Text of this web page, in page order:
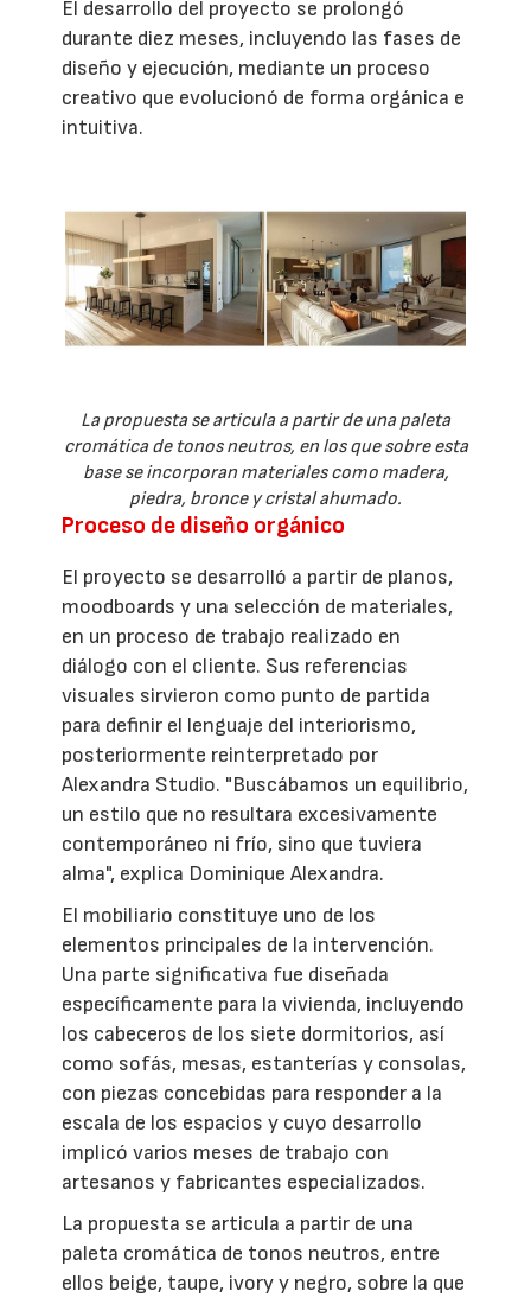
El desarrollo del proyecto se prolongó
durante diez meses, incluyendo las fases de
diseño y ejecución, mediante un proceso
creativo que evolucionó de forma orgánica e
intuitiva.
La propuesta se articula a partir de una paleta
cromática de tonos neutros, en los que sobre esta
base se incorporan materiales como madera,
piedra, bronce y cristal ahumado.
Proceso de diseño orgánico
El proyecto se desarrolló a partir de planos,
moodboards y una selección de materiales,
en un proceso de trabajo realizado en
diálogo con el cliente. Sus referencias
visuales sirvieron como punto de partida
para definir el lenguaje del interiorismo,
posteriormente reinterpretado por
Alexandra Studio. "Buscábamos un equilibrio,
un estilo que no resultara excesivamente
contemporáneo ni frío, sino que tuviera
alma", explica Dominique Alexandra.
El mobiliario constituye uno de los
elementos principales de la intervención.
Una parte significativa fue diseñada
específicamente para la vivienda, incluyendo
los cabeceros de los siete dormitorios, así
como sofás, mesas, estanterías y consolas,
con piezas concebidas para responder a la
escala de los espacios y cuyo desarrollo
implicó varios meses de trabajo con
artesanos y fabricantes especializados.
La propuesta se articula a partir de una
paleta cromática de tonos neutros, entre
ellos beige, taupe, ivory y negro, sobre la que